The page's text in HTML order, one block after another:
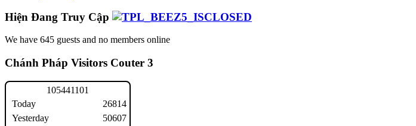
Hiện Đang Truy Cập
We have 645 guests and no members online
Chánh Pháp Visitors Couter 3
105441101
Today
Yesterday
26814
50607